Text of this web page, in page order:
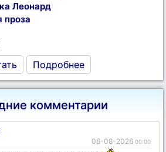
Леонард
проза
Подробнее
комментарии
06-08-2026 00:00